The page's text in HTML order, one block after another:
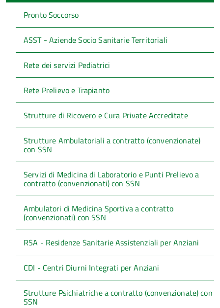
Pronto Soccorso
ASST - Aziende Socio Sanitarie Territoriali
Rete dei servizi Pediatrici
Rete Prelievo e Trapianto
Strutture di Ricovero e Cura Private Accreditate
Strutture Ambulatoriali a contratto (convenzionate)
con SSN
Servizi di Medicina di Laboratorio e Punti Prelievo a
contratto (convenzionati) con SSN
Ambulatori di Medicina Sportiva a contratto
(convenzionati) con SSN
RSA - Residenze Sanitarie Assistenziali per Anziani
CDI - Centri Diurni Integrati per Anziani
Strutture Psichiatriche a contratto (convenzionate) con
SSN